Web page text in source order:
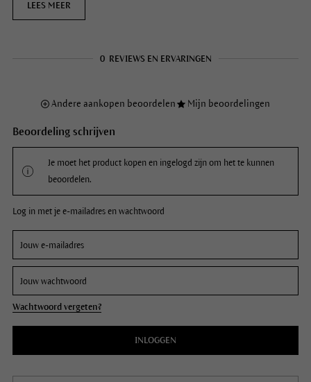
LEES MEER
0 REVIEWS EN ERVARINGEN
Andere aankopen beoordelen Mijn beoordelingen
Beoordeling schrijven
Je moet het product kopen en ingelogd zijn om het te kunnen
beoordelen.
Log in met je e-mailadres en wachtwoord
Wachtwoord vergeten?
INLOGGEN